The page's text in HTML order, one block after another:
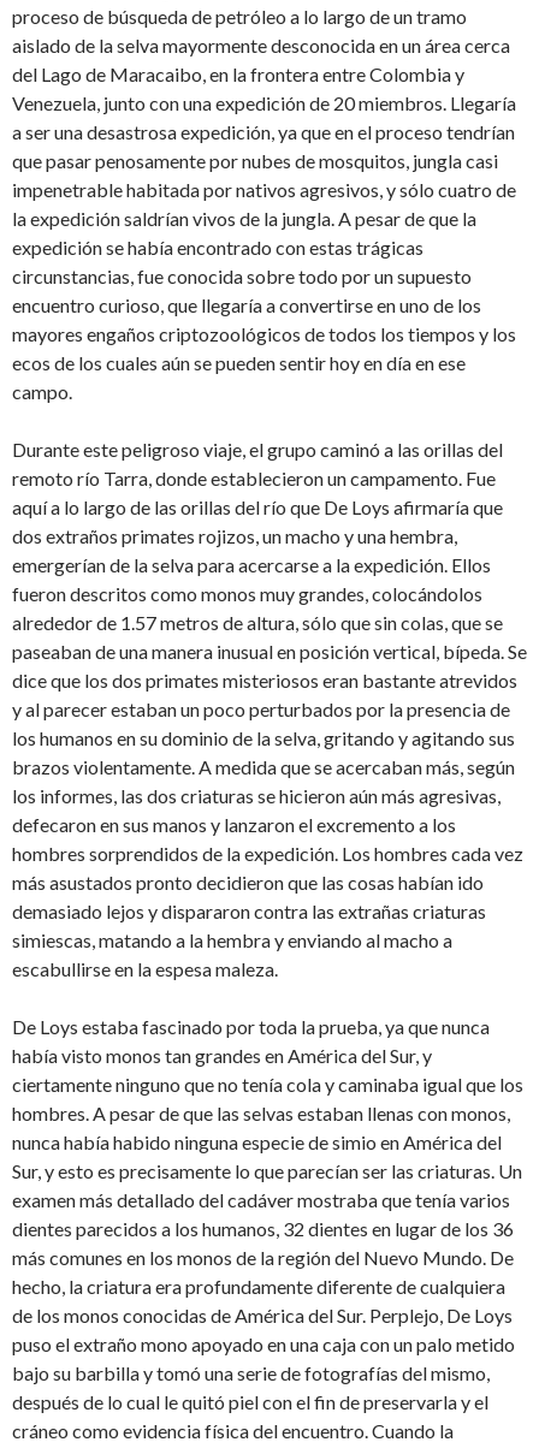
proceso de búsqueda de petróleo a lo largo de un tramo
aislado de la selva mayormente desconocida en un área cerca
del Lago de Maracaibo, en la frontera entre Colombia y
Venezuela, junto con una expedición de 20 miembros. Llegaría
a ser una desastrosa expedición, ya que en el proceso tendrían
que pasar penosamente por nubes de mosquitos, jungla casi
impenetrable habitada por nativos agresivos, y sólo cuatro de
la expedición saldrían vivos de la jungla. A pesar de que la
expedición se había encontrado con estas trágicas
circunstancias, fue conocida sobre todo por un supuesto
encuentro curioso, que llegaría a convertirse en uno de los
mayores engaños criptozoológicos de todos los tiempos y los
ecos de los cuales aún se pueden sentir hoy en día en ese
campo.
Durante este peligroso viaje, el grupo caminó a las orillas del
remoto río Tarra, donde establecieron un campamento. Fue
aquí a lo largo de las orillas del río que De Loys afirmaría que
dos extraños primates rojizos, un macho y una hembra,
emergerían de la selva para acercarse a la expedición. Ellos
fueron descritos como monos muy grandes, colocándolos
alrededor de 1.57 metros de altura, sólo que sin colas, que se
paseaban de una manera inusual en posición vertical, bípeda. Se
dice que los dos primates misteriosos eran bastante atrevidos
y al parecer estaban un poco perturbados por la presencia de
los humanos en su dominio de la selva, gritando y agitando sus
brazos violentamente. A medida que se acercaban más, según
los informes, las dos criaturas se hicieron aún más agresivas,
defecaron en sus manos y lanzaron el excremento a los
hombres sorprendidos de la expedición. Los hombres cada vez
más asustados pronto decidieron que las cosas habían ido
demasiado lejos y dispararon contra las extrañas criaturas
simiescas, matando a la hembra y enviando al macho a
escabullirse en la espesa maleza.
De Loys estaba fascinado por toda la prueba, ya que nunca
había visto monos tan grandes en América del Sur, y
ciertamente ninguno que no tenía cola y caminaba igual que los
hombres. A pesar de que las selvas estaban llenas con monos,
nunca había habido ninguna especie de simio en América del
Sur, y esto es precisamente lo que parecían ser las criaturas. Un
examen más detallado del cadáver mostraba que tenía varios
dientes parecidos a los humanos, 32 dientes en lugar de los 36
más comunes en los monos de la región del Nuevo Mundo. De
hecho, la criatura era profundamente diferente de cualquiera
de los monos conocidas de América del Sur. Perplejo, De Loys
puso el extraño mono apoyado en una caja con un palo metido
bajo su barbilla y tomó una serie de fotografías del mismo,
después de lo cual le quitó piel con el fin de preservarla y el
cráneo como evidencia física del encuentro. Cuando la